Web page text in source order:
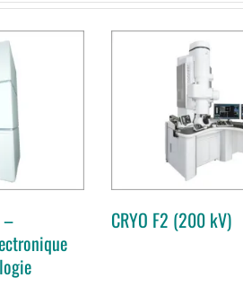
–
(200 kV)
CRYO F2 (200 kV)
JEM-